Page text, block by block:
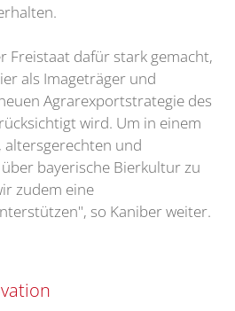
Freistaat dafür stark gemacht,
als Imageträger und
Agrarexportstrategie des
wird. Um in einem
und
bayerische Bierkultur zu
zudem eine
so Kaniber weiter.